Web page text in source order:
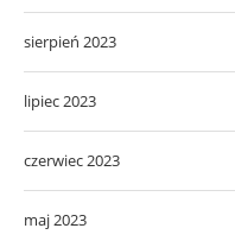
sierpień 2023
lipiec 2023
czerwiec 2023
maj 2023